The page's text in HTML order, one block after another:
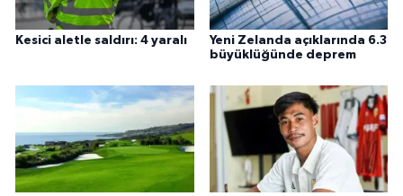
Kesici aletle saldırı: 4 yaralı
Yeni Zelanda açıklarında 6.3
büyüklüğünde deprem